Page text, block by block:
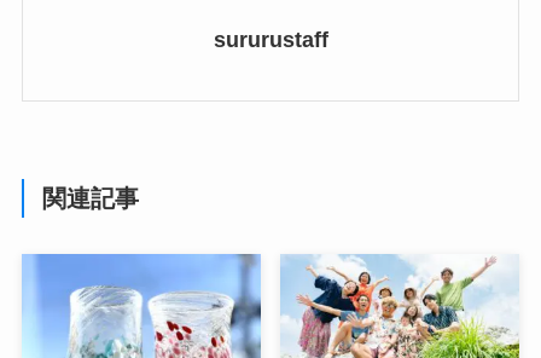
sururustaff
関連記事